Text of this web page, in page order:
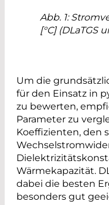
Abb. 1:
[°C] (DLaTGS
Um die
für den Einsatz in
zu bewerten,
Parameter zu
Koeffizienten, den
Wärmekapazität.
dabei die besten
besonders gut